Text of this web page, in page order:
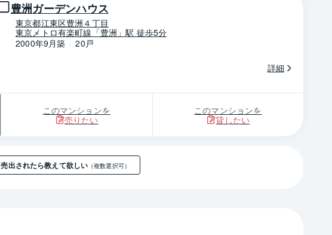
豊洲ガーデンハウス
東京都江東区豊洲４丁目
東京メトロ有楽町線「豊洲」駅 徒歩5分
2000年9月築
20戸
詳細
このマンションを
売りたい
このマンションを
貸したい
売出されたら教えて欲しい （複数選択可）